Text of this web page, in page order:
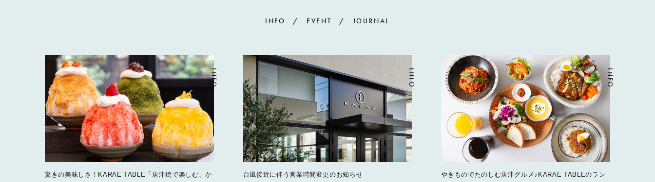
INFO EVENT JOURNAL
驚きの美味しさ！KARAE TABLE「唐津焼で楽しむ、か
INFO
台風接近に伴う営業時間変更のお知らせ
INFO
やきものでたのしむ唐津グルメ♪KARAE TABLEのラン
INFO